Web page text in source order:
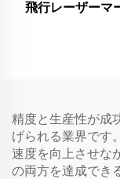
飛行レーザーマ
精度と生産性が成
げられる業界です
速度を向上させな
の両方を達成でき